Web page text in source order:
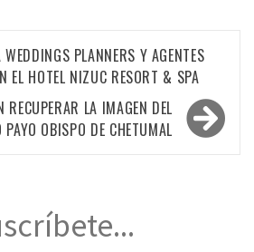
WEDDINGS PLANNERS Y AGENTES
EL HOTEL NIZUC RESORT & SPA
RECUPERAR LA IMAGEN DEL
PAYO OBISPO DE CHETUMAL